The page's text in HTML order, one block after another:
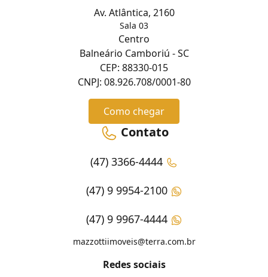
Av. Atlântica, 2160
Sala 03
Centro
Balneário Camboriú - SC
CEP: 88330-015
CNPJ: 08.926.708/0001-80
Como chegar
Contato
(47) 3366-4444
(47) 9 9954-2100
(47) 9 9967-4444
mazzottiimoveis@terra.com.br
Redes sociais